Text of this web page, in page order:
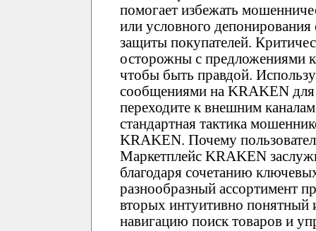
помогает избежать
или условного
защиты покупателей.
осторожны с предложениями
чтобы быть правдой.
сообщениями на KRAKEN для
переходите к внешним
стандартная тактика
KRAKEN. Почему
Маркетплейс KRAKEN
благодаря сочетанию
разнообразный ассортимент
вторых интуитивно
навигацию поиск товаров и